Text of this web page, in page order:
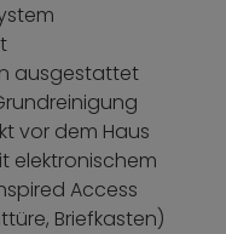
ausgestattet
vor dem Haus
elektronischem
Access
Briefkasten)